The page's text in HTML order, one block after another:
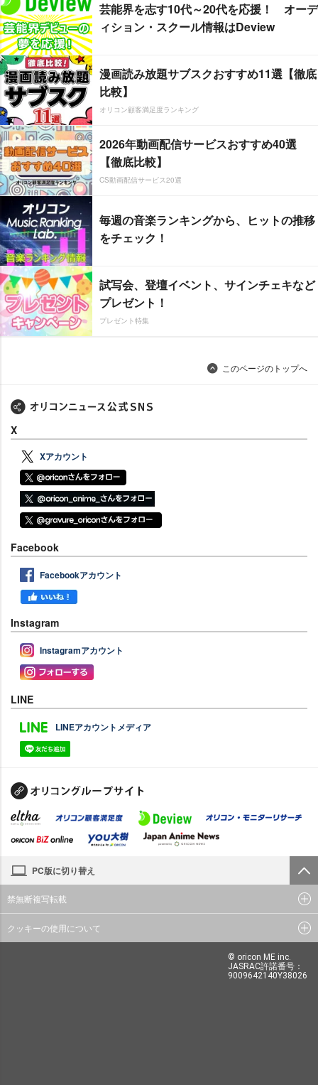
芸能界を志す10代～20代を応援！ オーデ
ィション・スクール情報はDeview
漫画読み放題サブスクおすすめ11選【徹底
比較】
オリコン顧客満足度ランキング
2026年動画配信サービスおすすめ40選
【徹底比較】
CS動画配信サービス20選
毎週の音楽ランキングから、ヒットの推移
をチェック！
試写会、登壇イベント、サインチェキなど
プレゼント！
プレゼント特集
このページのトップへ
X
Xアカウント
Facebook
Facebookアカウント
Instagram
Instagramアカウント
LINE
LINEアカウントメディア
PC版に切り替え
禁無断複写転載
クッキーの使用について
© oricon ME inc.
JASRAC許諾番号：
9009642140Y38026